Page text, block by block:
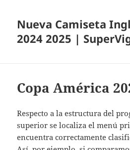
Nueva Camiseta
2024 2025 |
Copa América
Respecto a la estructura del
superior se localiza el menú
encuentra correctamente